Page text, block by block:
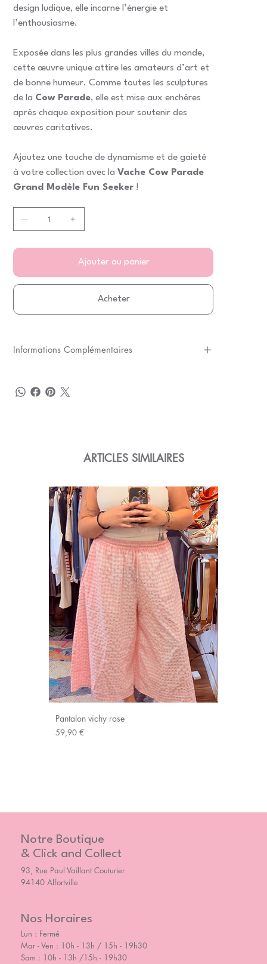
design ludique, elle incarne l’énergie et
l’enthousiasme.
Exposée dans les plus grandes villes du monde,
cette œuvre unique attire les amateurs d’art et
de bonne humeur. Comme toutes les sculptures
de la Cow Parade, elle est mise aux enchères
après chaque exposition pour soutenir des
œuvres caritatives.
Ajoutez une touche de dynamisme et de gaieté
à votre collection avec laVache Cow Parade
Grand Modèle Fun Seeker !
Ajouter au panier
Acheter
Informations Complémentaires
ARTICLES SIMILAIRES
Pantalon vichy rose
Prix
59,90 €
Notre Boutique
& Click and Collect
93, Rue Paul Vaillant Couturier
94140 Alfortville
Nos Horaires
Lun : Fermé
Mar - Ven : 10h - 13h / 15h - 19h30
Sam : 10h - 13h /15h - 19h30